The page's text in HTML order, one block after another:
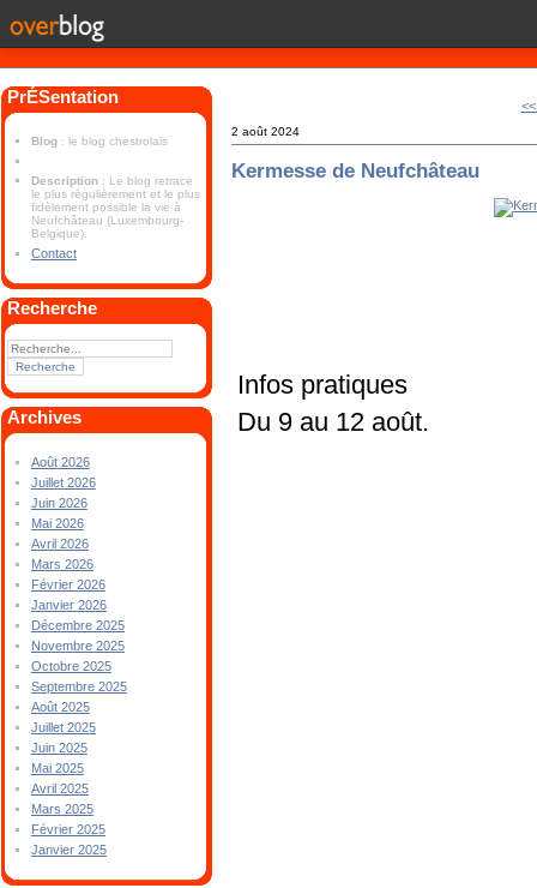
PrÉSentation
Blog : le blog chestrolais
Description : Le blog retrace
le plus régulièrement et le plus
fidèlement possible la vie à
Neufchâteau (Luxembourg-
Belgique).
Contact
Recherche
Archives
Août 2026
Juillet 2026
Juin 2026
Mai 2026
Avril 2026
Mars 2026
Février 2026
Janvier 2026
Décembre 2025
Novembre 2025
Octobre 2025
Septembre 2025
Août 2025
Juillet 2025
Juin 2025
Mai 2025
Avril 2025
Mars 2025
Février 2025
Janvier 2025
2 août 2024
Kermesse de Neufchâteau
Infos pratiques
Du 9 au 12 août.